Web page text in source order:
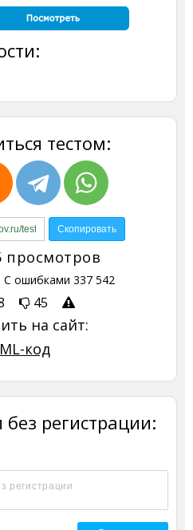
тестом:
просмотров
ошибками 337 542
45
на сайт:
код
регистрации: